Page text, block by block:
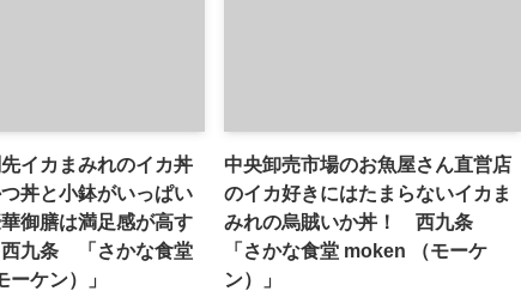
イカまみれのイカ丼
丼と小鉢がいっぱい
御膳は満足感が高す
九条 「さかな食堂
ケン）」
中央卸売市場のお魚屋さん直営店
のイカ好きにはたまらないイカま
みれの烏賊いか丼！ 西九条
「さかな食堂 moken （モーケ
ン）」